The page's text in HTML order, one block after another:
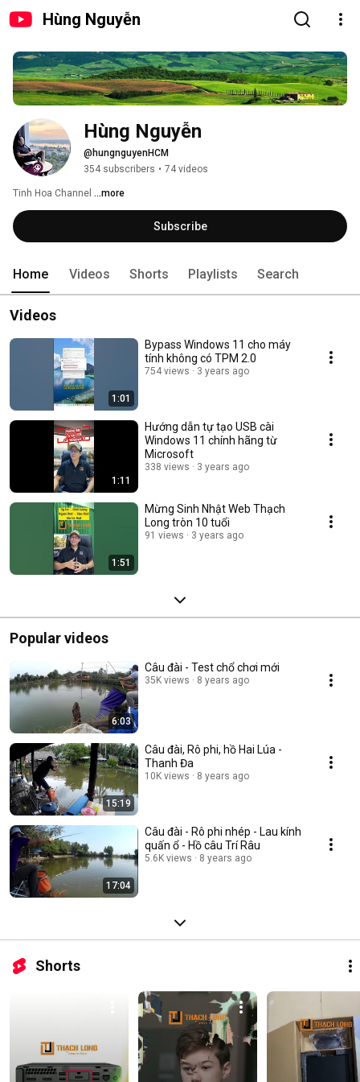
Hùng Nguyễn
Hùng Nguyễn
@hungnguyenHCM
354 subscribers • 74 videos
Tinh Hoa Channel ...more
Subscribe
Home Videos Shorts Playlists Search
Videos
1:01
Bypass Windows 11 cho máy
tính không có TPM 2.0
754 views 3 years ago
1:11
Hướng dẫn tự tạo USB cài
Windows 11 chính hãng từ
Microsoft
338 views 3 years ago
1:51
Mừng Sinh Nhật Web Thạch
Long tròn 10 tuổi
91 views 3 years ago
Popular videos
6:03
Câu đài - Test chổ chơi mới
35K views 8 years ago
15:19
Câu đài, Rô phi, hồ Hai Lúa -
Thanh Đa
10K views 8 years ago
17:04
Câu đài - Rô phi nhép - Lau kính
quấn ổ - Hồ câu Trí Râu
5.6K views 8 years ago
Shorts